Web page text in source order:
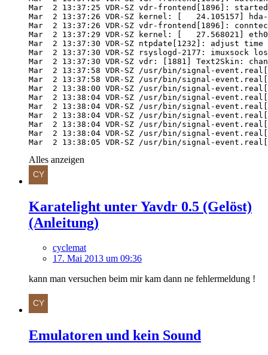
Mar  2 13:38:05 VDR-SZ /usr/bin/signal-
Alles anzeigen
Karatelight unter Yavdr 0.5 (Gelöst)
(Anleitung)
cyclemat
17. Mai 2013 um 09:36
kann man versuchen beim mir kam dann ne fehlermeldung !
Emulatoren und kein Sound